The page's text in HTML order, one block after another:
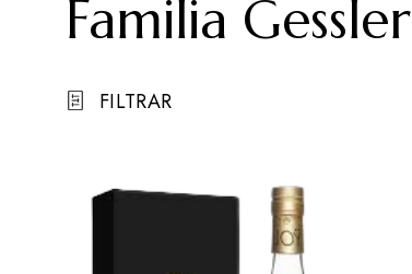
Familia Gessler
FILTRAR